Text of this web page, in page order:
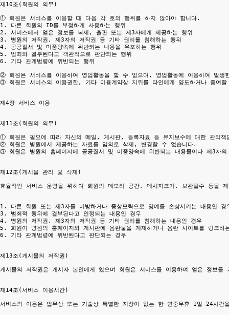
제10조(회원의 의무)
① 회원은 서비스를 이용할 때 다음 각 호의 행위를 하지 않아야 합니다.
1. 다른 회원의 ID를 부정하게 사용하는 행위
2. 서비스에서 얻은 정보를 복제, 출판 또는 제3자에게 제공하는 행위
3. 병원의 저작권, 제3자의 저작권 등 기타 권리를 침해하는 행위
4. 공공질서 및 미풍양속에 위반되는 내용을 유포하는 행위
5. 범죄와 결부된다고 객관적으로 판단되는 행위
6. 기타 관계법령에 위반되는 행위
② 회원은 서비스를 이용하여 영업활동을 할 수 없으며, 영업활동에 이용하여 발생
③ 회원은 서비스의 이용권한, 기타 이용계약상 지위를 타인에게 양도하거나 증여
제4장 서비스 이용
제11조(회원의 의무)
① 회원은 필요에 따라 자신의 메일, 게시판, 등록자료 등 유지보수에 대한 관리책
② 회원은 병원에서 제공하는 자료를 임의로 삭제, 변경할 수 없습니다.
③ 회원은 병원의 홈페이지에 공공질서 및 미풍양속에 위반되는 내용물이나 제3
제12조(게시물 관리 및 삭제)
효율적인 서비스 운영을 위하여 회원의 메모리 공간, 메시지크기, 보관일수 등을
1. 다른 회원 또는 제3자를 비방하거나 중상모략으로 명예를 손상시키는 내용인
3. 범죄적 행위에 결부된다고 인정되는 내용인 경우
4. 병원의 저작권, 제3자의 저작권 등 기타 권리를 침해하는 내용인 경우
5. 회원이 병원의 홈페이지와 게시판에 음란물을 게재하거나 음란 사이트를 링크하
6. 기타 관계법령에 위반된다고 판단되는 경우
제13조(게시물의 저작권)
게시물의 저작권은 게시자 본인에게 있으며 회원은 서비스를 이용하여 얻은 정보
제14조(서비스 이용시간)
서비스의 이용은 업무상 또는 기술상 특별한 지장이 없는 한 연중무휴 1일 24시